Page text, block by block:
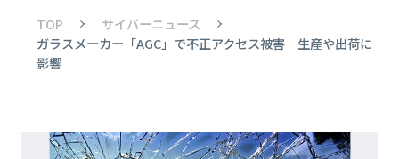
TOP
サイバーニュース
ガラスメーカー「AGC」で不正アクセス被害 生産や出荷に
影響